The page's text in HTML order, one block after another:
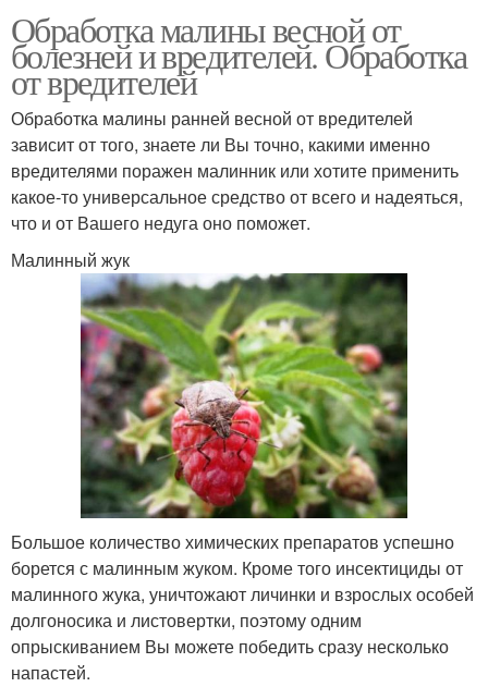
Обработка малины весной от
болезней и вредителей. Обработка
от вредителей
Обработка малины ранней весной от вредителей
зависит от того, знаете ли Вы точно, какими именно
вредителями поражен малинник или хотите применить
какое-то универсальное средство от всего и надеяться,
что и от Вашего недуга оно поможет.
Малинный жук
Большое количество химических препаратов успешно
борется с малинным жуком. Кроме того инсектициды от
малинного жука, уничтожают личинки и взрослых особей
долгоносика и листовертки, поэтому одним
опрыскиванием Вы можете победить сразу несколько
напастей.